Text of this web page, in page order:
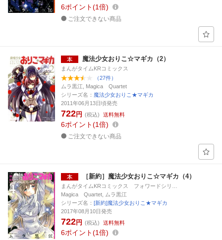
6ポイント 1倍
ご注文できない商品
魔法少女おりこ☆マギカ（2）
まんがタイムKRコミックス
（27件）
ムラ黒江, Magica Quartet
シリーズ名： 魔法少女おりこ★マギカ
2011年06月13日頃発売
722円 (税込) 送料無料
6ポイント 1倍
ご注文できない商品
［新約］魔法少女おりこ☆マギカ（4）
まんがタイムKRコミックス フォワードシリ…
Magica Quartet, ムラ黒江
シリーズ名： [新約]魔法少女おりこ★マギカ
2017年08月10日発売
722円 (税込) 送料無料
6ポイント 1倍